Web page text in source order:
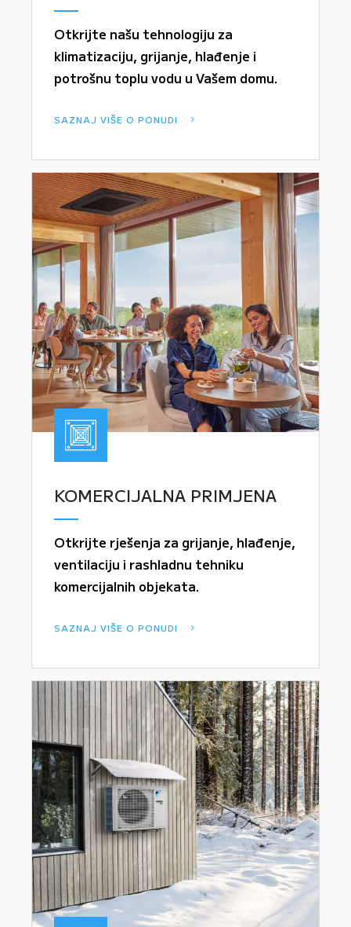
Otkrijte našu tehnologiju za
klimatizaciju, grijanje, hlađenje i
potrošnu toplu vodu u Vašem domu.
SAZNAJ VIŠE O PONUDI
KOMERCIJALNA PRIMJENA
Otkrijte rješenja za grijanje, hlađenje,
ventilaciju i rashladnu tehniku
komercijalnih objekata.
SAZNAJ VIŠE O PONUDI